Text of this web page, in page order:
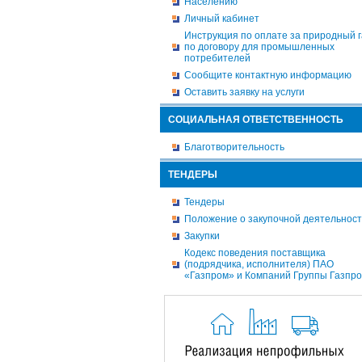
Личный кабинет
Инструкция по оплате за природный
по договору для промышленных
потребителей
Сообщите контактную информацию
Оставить заявку на услуги
СОЦИАЛЬНАЯ ОТВЕТСТВЕННОСТЬ
Благотворительность
ТЕНДЕРЫ
Тендеры
Положение о закупочной
Закупки
Кодекс поведения поставщика
(подрядчика, исполнителя) ПАО
«Газпром» и Компаний Группы